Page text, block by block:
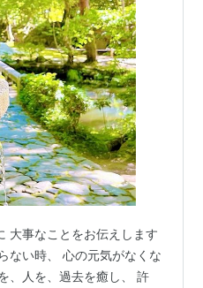
大事なことをお伝えします
ない時、 心の元気がなくな
、人を、過去を癒し、 許